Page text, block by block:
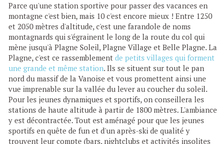
Parce qu'une station sportive pour passer des vacances en
montagne c'est bien, mais 10 c'est encore mieux ! Entre 1250
et 2050 mètres d'altitude, c'est une farandole de noms
montagnards qui s'égrainent le long de la route du col qui
mène jusqu'à Plagne Soleil, Plagne Village et Belle Plagne. La
Plagne, c'est ce rassemblementde petits villages qui forment
une grande et même station. Ils se situent sur tout le pan
nord du massif de la Vanoise et vous promettent ainsi une
vue imprenable sur la vallée du lever au coucher du soleil.
Pour les jeunes dynamiques et sportifs, on conseillera les
stations de haute altitude à partir de 1800 mètres. L'ambiance
y est décontractée. Tout est aménagé pour que les jeunes
sportifs en quête de fun et d'un après-ski de qualité y
trouvent leur compte (bars, nightclubs et activités insolites